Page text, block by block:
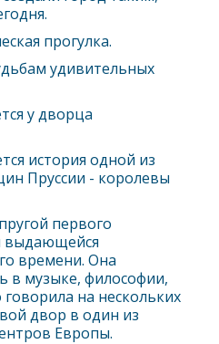
прогулка.
удивительных
у дворца
история одной из
Пруссии - королевы
первого
выдающейся
времени. Она
в музыке, философии,
на нескольких
двор в один из
Европы.